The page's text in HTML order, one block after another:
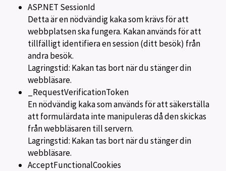
ASP.NET SessionId
Detta är en nödvändig kaka som krävs för att
webbplatsen ska fungera. Kakan används för att
tillfälligt identifiera en session (ditt besök) från
andra besök.
Lagringstid: Kakan tas bort när du stänger din
webbläsare.
_RequestVerificationToken
En nödvändig kaka som används för att säkerställa
att formulärdata inte manipuleras då den skickas
från webbläsaren till servern.
Lagringstid: Kakan tas bort när du stänger din
webbläsare.
AcceptFunctionalCookies